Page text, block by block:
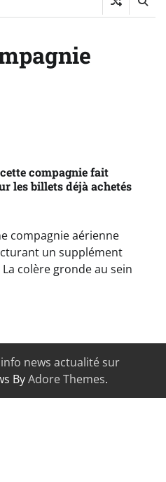
compagnie fait
les billets déjà achetés
compagnie aérienne
un supplément
colère gronde au sein
news actualité sur
ByAdore Themes.